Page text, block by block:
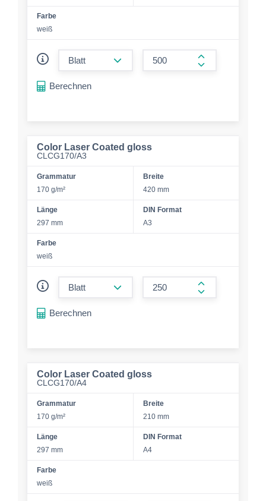
Farbe
weiß
form.increase-
Berechnen
Color Laser Coated gloss
CLCG170/A3
Grammatur
170 g/m²
Breite
420 mm
Länge
297 mm
DIN Format
A3
Farbe
weiß
form.increase-
Berechnen
Color Laser Coated gloss
CLCG170/A4
Grammatur
170 g/m²
Breite
210 mm
Länge
297 mm
DIN Format
A4
Farbe
weiß